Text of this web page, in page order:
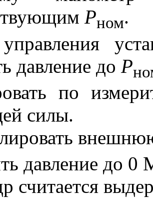
Рном.
давление до Р
по
силы.
давление до 0
считается